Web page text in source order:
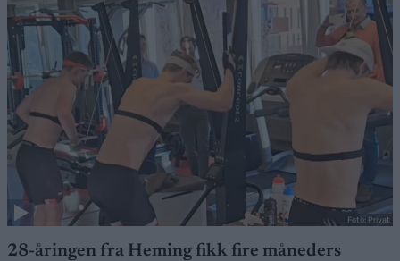
Foto: Privat
28-åringen fra Heming fikk fire måneders